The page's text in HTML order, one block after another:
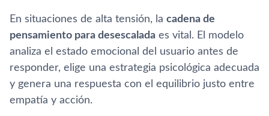
En situaciones de alta tensión, la cadena de
pensamiento para desescalada es vital. El modelo
analiza el estado emocional del usuario antes de
responder, elige una estrategia psicológica adecuada
y genera una respuesta con el equilibrio justo entre
empatía y acción.